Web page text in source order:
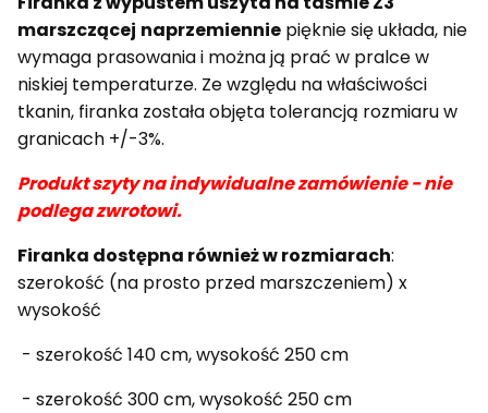
marszczącej naprzemiennie pięknie się układa, nie
wymaga prasowania i można ją prać w pralce w
niskiej temperaturze. Ze względu na właściwości
tkanin, firanka zostałaobjęta tolerancją rozmiaru w
granicach +/-3%.
Produkt szyty na indywidualne zamówienie - nie
podlega zwrotowi.
Firanka dostępna również w rozmiarach:
szerokość (na prosto przed marszczeniem) x
wysokość
- szerokość 140 cm, wysokość 250 cm
- szerokość 300 cm, wysokość 250 cm